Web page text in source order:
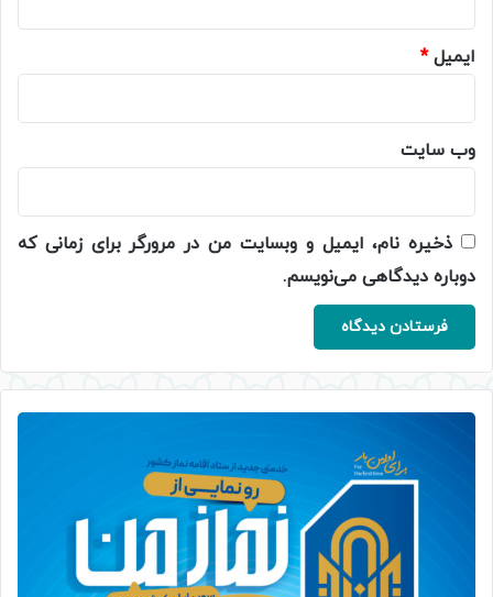
ایمیل*
وب‌ سایت
ذخیره نام، ایمیل و وبسایت من در مرورگر برای زمانی که
دوباره دیدگاهی می‌نویسم.